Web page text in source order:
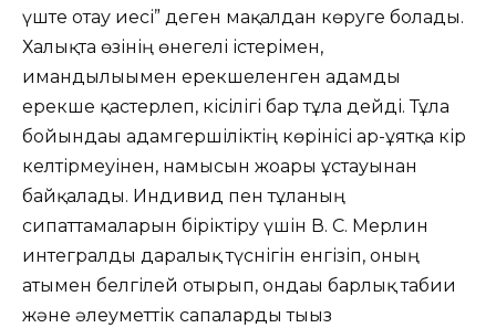
үште отау иесі” деген мақалдан көруге болады.
Халықта өзінің өнегелі істерімен,
имандылығымен ерекшеленген адамды
ерекше қастерлеп, кісілігі бар тұлға дейді. Тұлға
бойындағы адамгершіліктің көрінісі ар-ұятқа кір
келтірмеуінен, намысын жоғары ұстауынан
байқалады. Индивид пен тұлғаның
сипаттамаларын біріктіру үшін В. С. Мерлин
интегралды даралық түснігін енгізіп, оның
атымен белгілей отырып, ондағы барлық табиғи
және әлеуметтік сапаларды тығыз